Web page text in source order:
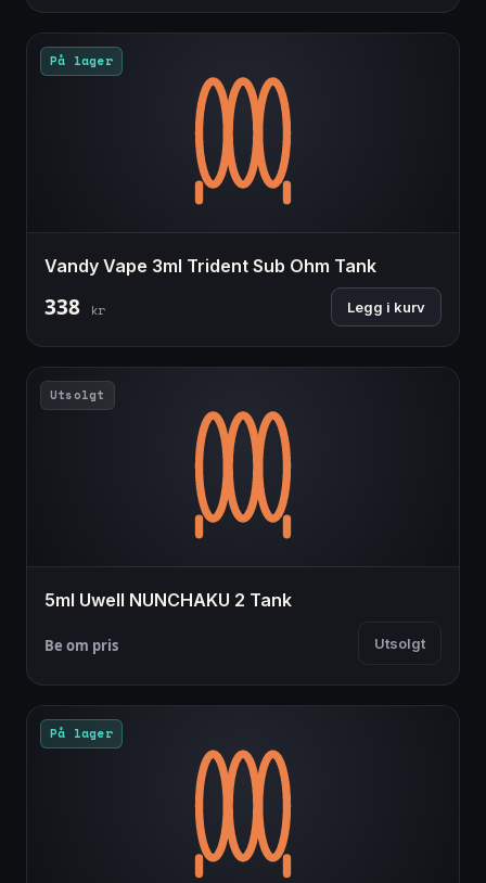
På lager
Vandy Vape 3ml Trident Sub Ohm Tank
338 kr Legg i kurv
Utsolgt
5ml Uwell NUNCHAKU 2 Tank
Be om pris Utsolgt
På lager